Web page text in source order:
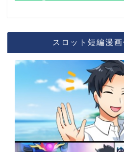
スロット短編漫